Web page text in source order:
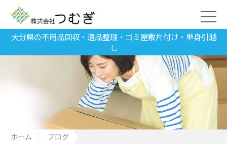
大分県の不用品回収・遺品整理・ゴミ屋敷片付け・単身引越
し
ホーム
ブログ